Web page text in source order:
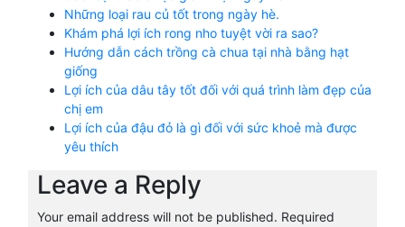
Những loại rau củ tốt trong ngày hè.
Khám phá lợi ích rong nho tuyệt vời ra sao?
Hướng dẫn cách trồng cà chua tại nhà bằng hạt
giống
Lợi ích của dâu tây tốt đối với quá trình làm đẹp của
chị em
Lợi ích của đậu đỏ là gì đối với sức khoẻ mà được
yêu thích
Leave a Reply
Your email address will not be published. Required